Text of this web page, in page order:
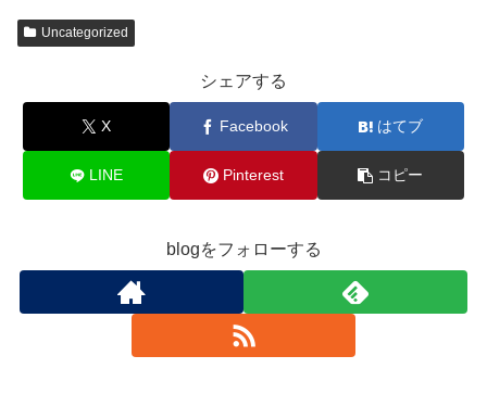
Uncategorized
シェアする
X Facebook はてブ
LINE Pinterest コピー
blogをフォローする